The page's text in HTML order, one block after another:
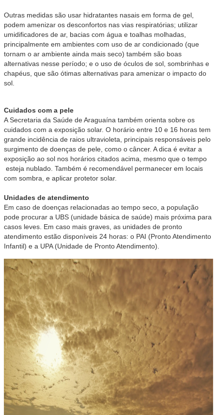
Outras medidas são usar hidratantes nasais em forma de gel,
podem amenizar os desconfortos nas vias respiratórias; utilizar
umidificadores de ar, bacias com água e toalhas molhadas,
principalmente em ambientes com uso de ar condicionado (que
tornam o ar ambiente ainda mais seco) também são boas
alternativas nesse período; e o uso de óculos de sol, sombrinhas e
chapéus, que são ótimas alternativas para amenizar o impacto do
sol.
Cuidados com a pele
A Secretaria da Saúde de Araguaína também orienta sobre os
cuidados com a exposição solar. O horário entre 10 e 16 horas tem
grande incidência de raios ultravioleta, principais responsáveis pelo
surgimento de doenças de pele, como o câncer. A dica é evitar a
exposição ao sol nos horários citados acima, mesmo que o tempo
esteja nublado. Também é recomendável permanecer em locais
com sombra, e aplicar protetor solar.
Unidades de atendimento
Em caso de doenças relacionadas ao tempo seco, a população
pode procurar a UBS (unidade básica de saúde) mais próxima para
casos leves. Em caso mais graves, as unidades de pronto
atendimento estão disponíveis 24 horas: o PAI (Pronto Atendimento
Infantil) e a UPA (Unidade de Pronto Atendimento).